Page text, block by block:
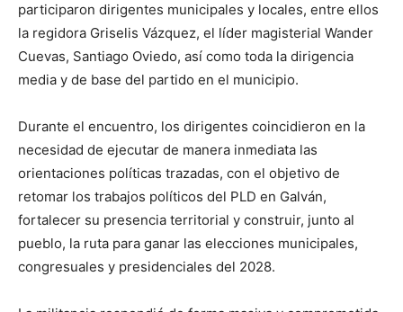
participaron dirigentes municipales y locales, entre ellos
la regidora Griselis Vázquez, el líder magisterial Wander
Cuevas, Santiago Oviedo, así como toda la dirigencia
media y de base del partido en el municipio.
Durante el encuentro, los dirigentes coincidieron en la
necesidad de ejecutar de manera inmediata las
orientaciones políticas trazadas, con el objetivo de
retomar los trabajos políticos del PLD en Galván,
fortalecer su presencia territorial y construir, junto al
pueblo, la ruta para ganar las elecciones municipales,
congresuales y presidenciales del 2028.